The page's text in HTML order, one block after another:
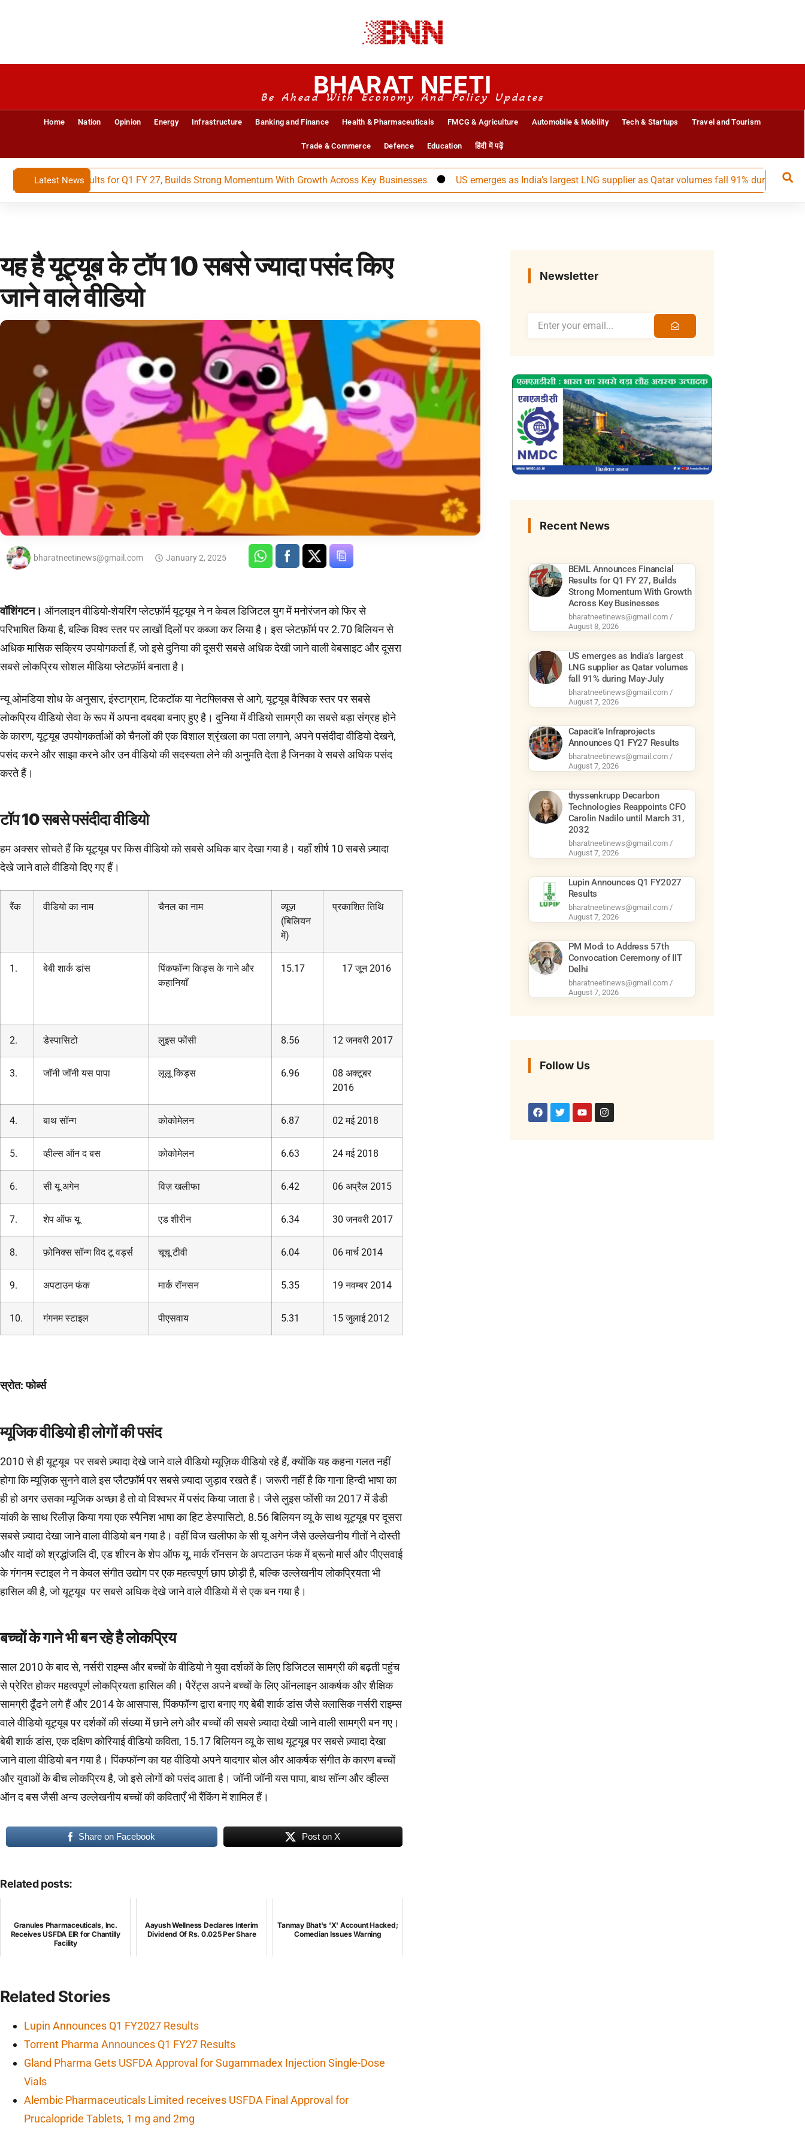
BHARAT NEETI
Be Ahead With Economy And Policy Updates
Home Nation Opinion Energy Infrastructure Banking and Finance Health & Pharmaceuticals FMCG & Agriculture Automobile & Mobility Tech & Startups Travel and Tourism
Trade & Commerce Defence Education हिंदी में पढ़ें
Latest News
Financial Results for Q1 FY 27, Builds Strong Momentum With Growth Across Key Businesses US emerges as India’s largest LNG supplier as Qatar volumes fall 91% during May-July
यह है यूट्यूब के टॉप 10 सबसे ज्यादा पसंद किए
जाने वाले वीडियो
bharatneetinews@gmail.com January 2, 2025
वॉशिंगटन। ऑनलाइन वीडियो-शेयरिंग प्लेटफ़ॉर्म यूट्यूब ने न केवल डिजिटल युग में मनोरंजन को फिर से
परिभाषित किया है, बल्कि विश्व स्तर पर लाखों दिलों पर कब्जा कर लिया है। इस प्लेटफ़ॉर्म पर 2.70 बिलियन से
अधिक मासिक सक्रिय उपयोगकर्ता हैं, जो इसे दुनिया की दूसरी सबसे अधिक देखी जाने वाली वेबसाइट और दूसरा
सबसे लोकप्रिय सोशल मीडिया प्लेटफ़ॉर्म बनाता है।
न्यू ओमडिया शोध के अनुसार, इंस्टाग्राम, टिकटॉक या नेटफ्लिक्स से आगे, यूट्यूब वैश्विक स्तर पर सबसे
लोकप्रिय वीडियो सेवा के रूप में अपना दबदबा बनाए हुए है। दुनिया में वीडियो सामग्री का सबसे बड़ा संग्रह होने
के कारण, यूट्यूब उपयोगकर्ताओं को चैनलों की एक विशाल श्रृंखला का पता लगाने, अपने पसंदीदा वीडियो देखने,
पसंद करने और साझा करने और उन वीडियो की सदस्यता लेने की अनुमति देता है जिनका वे सबसे अधिक पसंद
करते हैं।
टॉप 10सबसे पसंदीदा वीडियो
हम अक्सर सोचते हैं कि यूट्यूब पर किस वीडियो को सबसे अधिक बार देखा गया है। यहाँ शीर्ष 10 सबसे ज़्यादा
देखे जाने वाले वीडियो दिए गए हैं।
रैंक वीडियो का नाम चैनल का नाम
व्यूज़
(बिलियन
में)
प्रकाशित तिथि
1. बेबी शार्क डांस
पिंकफॉन्ग किड्स के गाने और
कहानियाँ
15.17 17 जून 2016
2. डेस्पासिटो लुइस फोंसी 8.56 12 जनवरी 2017
3. जॉनी जॉनी यस पापा लूलू किड्स 6.96
08 अक्टूबर
2016
4. बाथ सॉन्ग कोकोमेलन 6.87 02 मई 2018
5. व्हील्स ऑन द बस कोकोमेलन 6.63 24 मई 2018
6. सी यू अगेन विज़ खलीफा 6.42 06 अप्रैल 2015
7. शेप ऑफ यू एड शीरीन 6.34 30 जनवरी 2017
8. फ़ोनिक्स सॉन्ग विद टू वर्ड्स चूचू टीवी 6.04 06 मार्च 2014
9. अपटाउन फंक मार्क रॉनसन 5.35 19 नवम्बर 2014
10. गंगनम स्टाइल पीएसवाय 5.31 15 जुलाई 2012
स्रोत: फोर्ब्स
म्यूजिक वीडियो ही लोगों की पसंद
2010 से ही यूट्यूब पर सबसे ज़्यादा देखे जाने वाले वीडियो म्यूज़िक वीडियो रहे हैं, क्योंकि यह कहना गलत नहीं
होगा कि म्यूज़िक सुनने वाले इस प्लैटफ़ॉर्म पर सबसे ज़्यादा जुड़ाव रखते हैं। जरूरी नहीं है कि गाना हिन्दी भाषा का
ही हो अगर उसका म्यूजिक अच्छा है तो वो विश्वभर में पसंद किया जाता है। जैसे लुइस फोंसी का 2017 में डैडी
यांकी के साथ रिलीज़ किया गया एक स्पैनिश भाषा का हिट डेस्पासिटो, 8.56 बिलियन व्यू के साथ यूट्यूब पर दूसरा
सबसे ज़्यादा देखा जाने वाला वीडियो बन गया है। वहीं विज खलीफा के सी यू अगेन जैसे उल्लेखनीय गीतों ने दोस्ती
और यादों को श्रद्धांजलि दी, एड शीरन के शेप ऑफ यू, मार्क रॉनसन के अपटाउन फंक में ब्रूनो मार्स और पीएसवाई
के गंगनम स्टाइल ने न केवल संगीत उद्योग पर एक महत्वपूर्ण छाप छोड़ी है, बल्कि उल्लेखनीय लोकप्रियता भी
हासिल की है, जो यूट्यूब पर सबसे अधिक देखे जाने वाले वीडियो में से एक बन गया है।
बच्चों के गाने भी बन रहे है लोकप्रिय
साल 2010 के बाद से, नर्सरी राइम्स और बच्चों के वीडियो ने युवा दर्शकों के लिए डिजिटल सामग्री की बढ़ती पहुंच
से प्रेरित होकर महत्वपूर्ण लोकप्रियता हासिल की। पैरेंट्स अपने बच्चों के लिए ऑनलाइन आकर्षक और शैक्षिक
सामग्री ढूँढने लगे हैं और 2014 के आसपास, पिंकफॉन्ग द्वारा बनाए गए बेबी शार्क डांस जैसे क्लासिक नर्सरी राइम्स
वाले वीडियो यूट्यूब पर दर्शकों की संख्या में छाने लगे और बच्चों की सबसे ज़्यादा देखी जाने वाली सामग्री बन गए।
बेबी शार्क डांस, एक दक्षिण कोरियाई वीडियो कविता, 15.17 बिलियन व्यू के साथ यूट्यूब पर सबसे ज़्यादा देखा
जाने वाला वीडियो बन गया है। पिंकफॉन्ग का यह वीडियो अपने यादगार बोल और आकर्षक संगीत के कारण बच्चों
और युवाओं के बीच लोकप्रिय है, जो इसे लोगों को पसंद आता है। जॉनी जॉनी यस पापा, बाथ सॉन्ग और व्हील्स
ऑन द बस जैसी अन्य उल्लेखनीय बच्चों की कविताएँ भी रैंकिंग में शामिल हैं।
Share on Facebook Post on X
Related posts:
Granules Pharmaceuticals, Inc.
Receives USFDA EIR for Chantilly
Facility
Aayush Wellness Declares Interim
Dividend Of Rs. 0.025 Per Share
Tanmay Bhat's 'X' Account Hacked;
Comedian Issues Warning
Related Stories
Lupin Announces Q1 FY2027 Results
Torrent Pharma Announces Q1 FY27 Results
Gland Pharma Gets USFDA Approval for Sugammadex Injection Single-Dose
Vials
Alembic Pharmaceuticals Limited receives USFDA Final Approval for
Prucalopride Tablets, 1 mg and 2mg
Newsletter
Recent News
BEML Announces Financial
Results for Q1 FY 27, Builds
Strong Momentum With Growth
Across Key Businesses
bharatneetinews@gmail.com
August 8, 2026
US emerges as India’s largest
LNG supplier as Qatar volumes
fall 91% during May-July
bharatneetinews@gmail.com
August 7, 2026
Capacit’e Infraprojects
Announces Q1 FY27 Results
bharatneetinews@gmail.com
August 7, 2026
thyssenkrupp Decarbon
Technologies Reappoints CFO
Carolin Nadilo until March 31,
2032
bharatneetinews@gmail.com
August 7, 2026
Lupin Announces Q1 FY2027
Results
bharatneetinews@gmail.com
August 7, 2026
PM Modi to Address 57th
Convocation Ceremony of IIT
Delhi
bharatneetinews@gmail.com
August 7, 2026
Follow Us